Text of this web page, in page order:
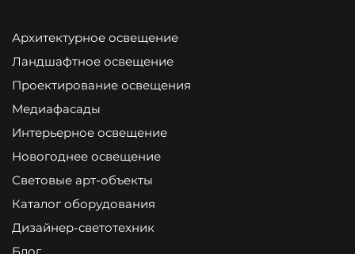
Архитектурное освещение
Ландшафтное освещение
Проектирование освещения
Медиафасады
Интерьерное освещение
Новогоднее освещение
Световые арт-объекты
Каталог оборудования
Дизайнер-светотехник
Блог